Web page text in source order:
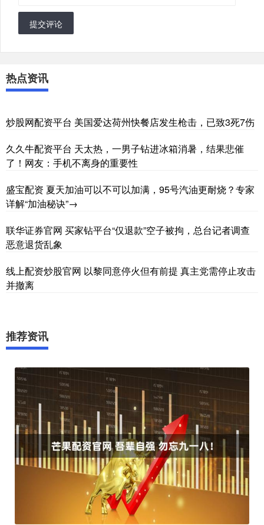
提交评论
热点资讯
炒股网配资平台 美国爱达荷州快餐店发生枪击，已致3死7伤
久久牛配资平台 天太热，一男子钻进冰箱消暑，结果悲催
了！网友：手机不离身的重要性
盛宝配资 夏天加油可以不可以加满，95号汽油更耐烧？专家
详解“加油秘诀”→
联华证券官网 买家钻平台“仅退款”空子被拘，总台记者调查
恶意退货乱象
线上配资炒股官网 以黎同意停火但有前提 真主党需停止攻击
并撤离
推荐资讯